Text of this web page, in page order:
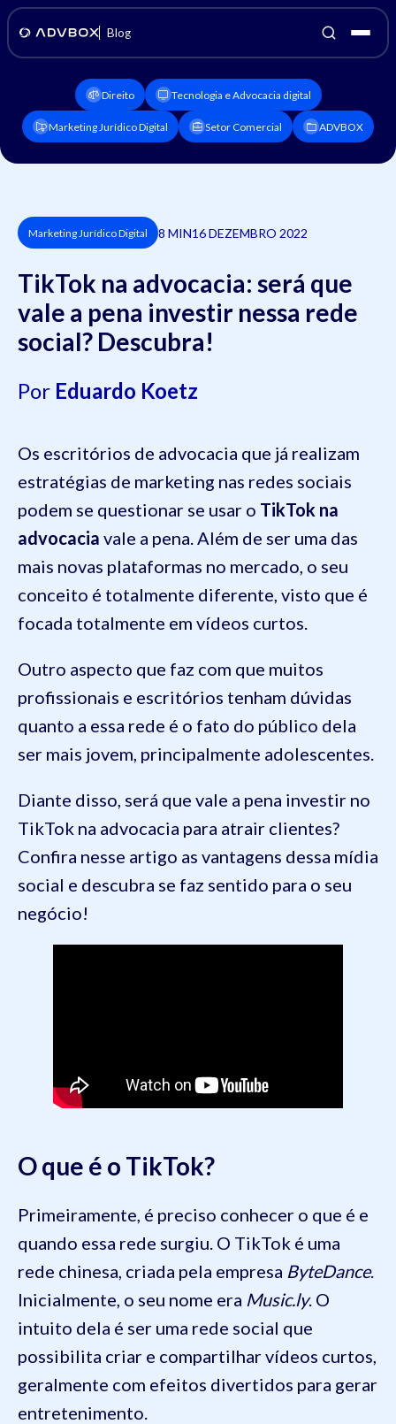
Blog
Direito Tecnologia e Advocacia digital
Marketing Jurídico Digital Setor Comercial ADVBOX
Marketing Jurídico Digital 8 MIN16 DEZEMBRO 2022
TikTok na advocacia: será que
vale a pena investir nessa rede
social? Descubra!
Por Eduardo Koetz
Os escritórios de advocacia que já realizam
estratégias de marketing nas redes sociais
podem se questionar se usar o TikTok na
advocacia vale a pena. Além de ser uma das
mais novas plataformas no mercado, o seu
conceito é totalmente diferente, visto que é
focada totalmente em vídeos curtos.
Outro aspecto que faz com que muitos
profissionais e escritórios tenham dúvidas
quanto a essa rede é o fato do público dela
ser mais jovem, principalmente adolescentes.
Diante disso, será que vale a pena investir no
TikTok na advocacia para atrair clientes?
Confira nesse artigo as vantagens dessa mídia
social e descubra se faz sentido para o seu
negócio!
O que é o TikTok?
Primeiramente, é preciso conhecer o que é e
quando essa rede surgiu. O TikTok é uma
rede chinesa, criada pela empresa ByteDance.
Inicialmente, o seu nome era Music.ly. O
intuito dela é ser uma rede social que
possibilita criar e compartilhar vídeos curtos,
geralmente com efeitos divertidos para gerar
entretenimento.